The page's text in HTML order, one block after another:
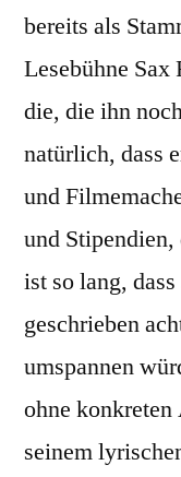
bereits als
Lesebühne
die, die ihn
natürlich, dass
und
und
ist so lang,
geschrieben
umspannen
ohne konkreten
seinem